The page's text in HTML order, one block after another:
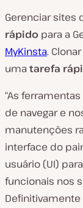
Gerenciar sites
rápido para a
MyKinsta.
uma tarefa
“As
de navegar e
manutenções
interface do
usuário (UI)
funcionais nos